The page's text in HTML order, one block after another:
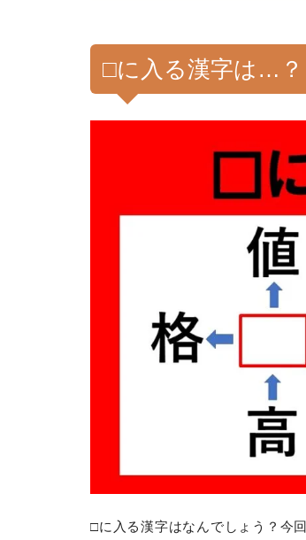
□に入る漢字は…？
□に入る漢字はなんでしょう？今